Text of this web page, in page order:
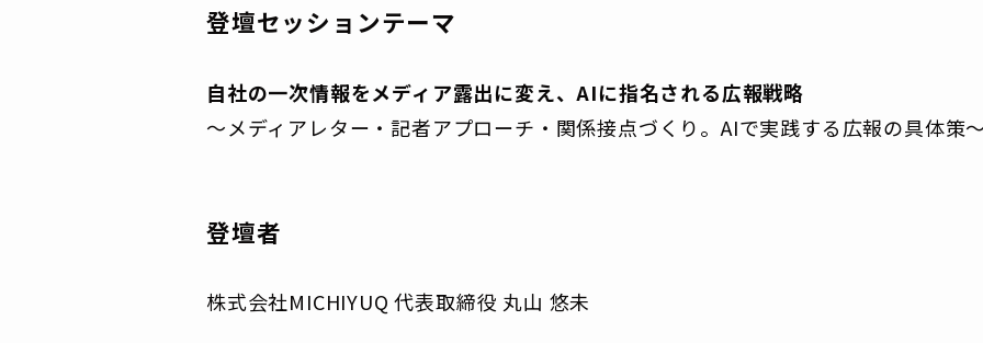
登壇セッションテーマ
自社の一次情報をメディア露出に変え、AIに指名される広報戦略
〜メディアレター・記者アプローチ・関係接点づくり。AIで実践する広報の具体策
登壇者
株式会社MICHIYUQ 代表取締役 丸山 悠未